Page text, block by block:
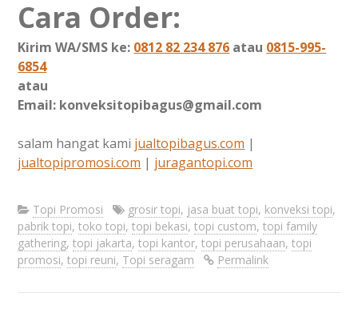
Cara Order:
Kirim WA/SMS ke: 0812 82 234 876 atau 0815-995-
6854
atau
Email: konveksitopibagus@gmail.com
salam hangat kami jualtopibagus.com |
jualtopipromosi.com | juragantopi.com
Topi Promosi grosir topi, jasa buat topi, konveksi topi,
pabrik topi,toko topi,topi bekasi,topi custom,topi family
gathering,topi jakarta,topi kantor,topi perusahaan,topi
promosi,topi reuni, Topi seragam Permalink